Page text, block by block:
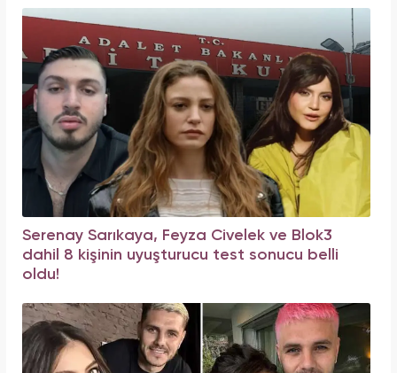
Serenay Sarıkaya, Feyza Civelek ve Blok3
dahil 8 kişinin uyuşturucu test sonucu belli
oldu!